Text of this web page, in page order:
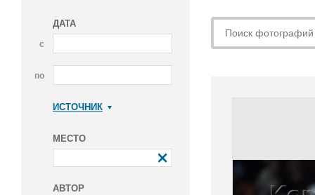
ДАТА
с
по
ИСТОЧНИК
МЕСТО
АВТОР